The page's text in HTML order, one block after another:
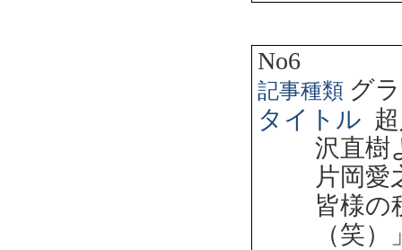
No6
記事種類 グ
タイトル
沢直樹
片岡
皆様の
（笑）